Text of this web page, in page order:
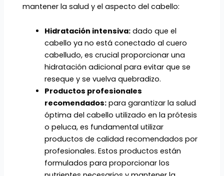
mantener la salud y el aspecto del cabello:
Hidratación intensiva:dado que el
cabello ya no está conectado al cuero
cabelludo, es crucial proporcionar una
hidratación adicional para evitar que se
reseque y se vuelva quebradizo.
Productos profesionales
recomendados:para garantizar la salud
óptima del cabello utilizado en la prótesis
o peluca, es fundamental utilizar
productos de calidad recomendados por
profesionales. Estos productos están
formulados para proporcionar los